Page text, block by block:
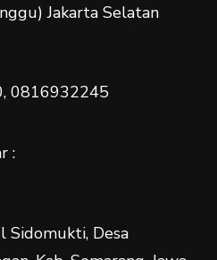
Jakarta Selatan
0816932245
:
Sidomukti, Desa